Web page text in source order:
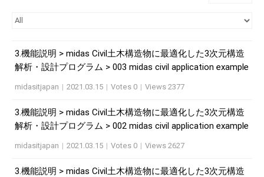
3.機能説明 > midas Civil土木構造物に最適化した3次元構造
解析・設計プログラム > 003 midas civil application example
midasitjapan | 2021.03.15 | Votes 0 | Views 2377
3.機能説明 > midas Civil土木構造物に最適化した3次元構造
解析・設計プログラム > 002 midas civil application example
midasitjapan | 2021.03.15 | Votes 0 | Views 2627
3.機能説明 > midas Civil土木構造物に最適化した3次元構造